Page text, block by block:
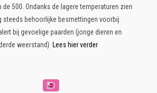
500. Ondanks de lagere temperaturen zien
steeds behoorlijke besmettingen voorbij
bij gevoelige paarden (jonge dieren en
weerstand)Lees hier verder